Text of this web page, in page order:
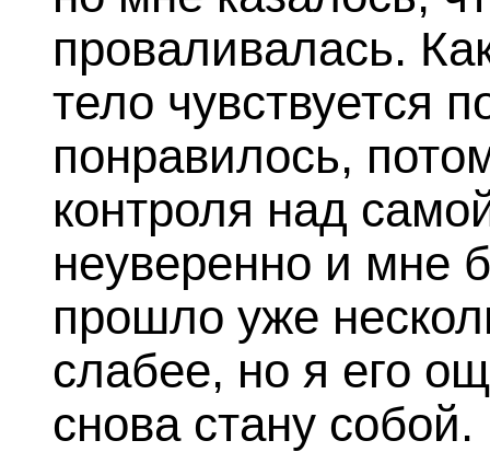
проваливалась.
тело чувствуется
понравилось,
контроля над
неуверенно и мне
прошло уже
слабее, но я его
снова стану собой.